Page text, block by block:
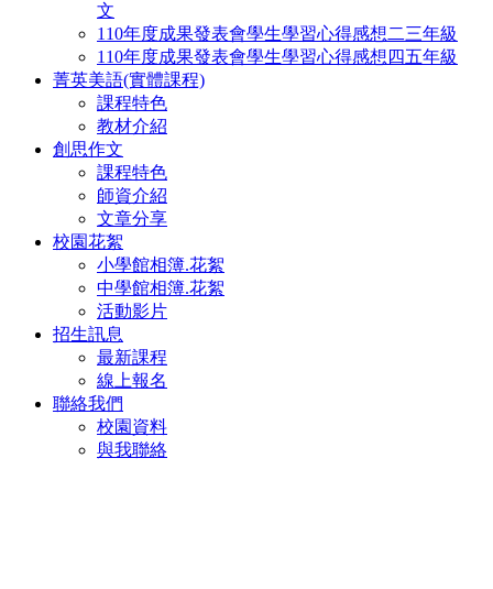
文
110年度成果發表會學生學習心得感想二三年級
110年度成果發表會學生學習心得感想四五年級
菁英美語(實體課程)
課程特色
教材介紹
創思作文
課程特色
師資介紹
文章分享
校園花絮
小學館相簿.花絮
中學館相簿.花絮
活動影片
招生訊息
最新課程
線上報名
聯絡我們
校園資料
與我聯絡